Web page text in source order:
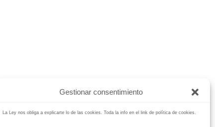
Gestionar consentimiento
La Ley nos obliga a explicarte lo de las cookies. Toda la info en el link de política de cookies.
boda Noticias radio tarifas Buscar